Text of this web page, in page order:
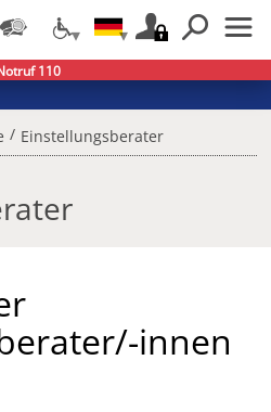
/ Einstellungsberater
innen
110